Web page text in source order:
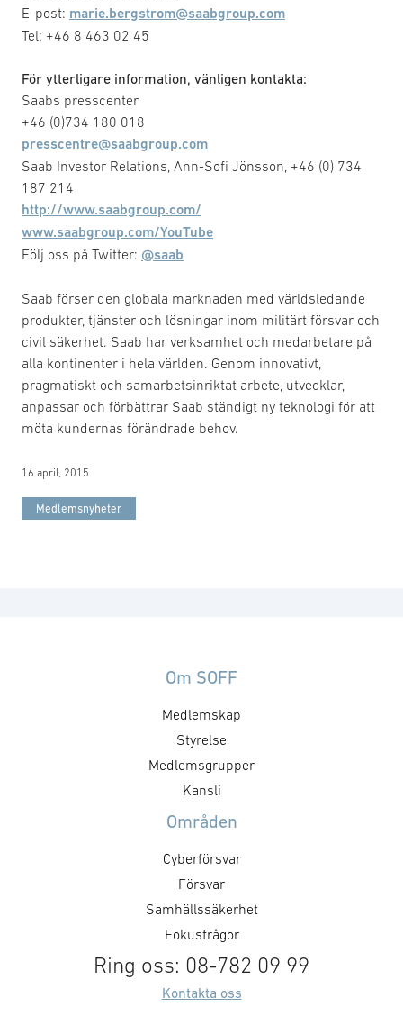
E-post: marie.bergstrom@saabgroup.com
Tel: +46 8 463 02 45
För ytterligare information, vänligen kontakta:
Saabs presscenter
+46 (0)734 180 018
presscentre@saabgroup.com
Saab Investor Relations, Ann-Sofi Jönsson, +46 (0) 734
187 214
http://www.saabgroup.com/
www.saabgroup.com/YouTube
Följ oss på Twitter: @saab
Saab förser den globala marknaden med världsledande
produkter, tjänster och lösningar inom militärt försvar och
civil säkerhet. Saab har verksamhet och medarbetare på
alla kontinenter i hela världen. Genom innovativt,
pragmatiskt och samarbetsinriktat arbete, utvecklar,
anpassar och förbättrar Saab ständigt ny teknologi för att
möta kundernas förändrade behov.
16 april, 2015
Medlemsnyheter
Om SOFF
Medlemskap
Styrelse
Medlemsgrupper
Kansli
Områden
Cyberförsvar
Försvar
Samhällssäkerhet
Fokusfrågor
Ring oss: 08-782 09 99
Kontakta oss